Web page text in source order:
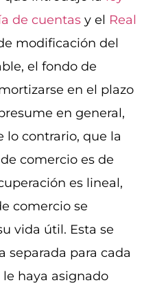
de cuentas y el Real
modificación del
el fondo de
en el plazo
en general,
lo contrario, que la
comercio es de
es lineal,
comercio se
vida útil. Esta se
separada para cada
haya asignado